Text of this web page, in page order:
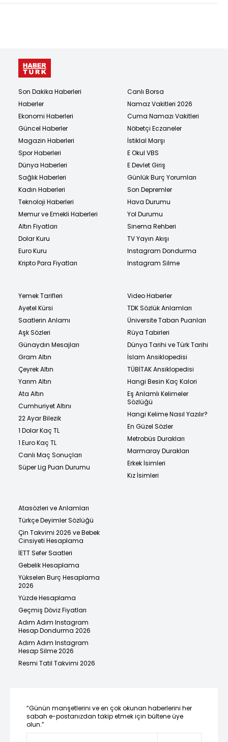
Son Dakika Haberleri
Haberler
Ekonomi Haberleri
Güncel Haberler
Magazin Haberleri
Spor Haberleri
Dünya Haberleri
Sağlık Haberleri
Kadın Haberleri
Teknoloji Haberleri
Memur ve Emekli Haberleri
Altın Fiyatları
Dolar Kuru
Euro Kuru
Kripto Para Fiyatları
Canlı Borsa
Namaz Vakitleri 2026
Cuma Namazı Vakitleri
Nöbetçi Eczaneler
İstiklal Marşı
E Okul VBS
E Devlet Giriş
Günlük Burç Yorumları
Son Depremler
Hava Durumu
Yol Durumu
Sinema Rehberi
TV Yayın Akışı
Instagram Dondurma
Instagram Silme
Yemek Tarifleri
Ayetel Kürsi
Saatlerin Anlamı
Aşk Sözleri
Günaydın Mesajları
Gram Altın
Çeyrek Altın
Yarım Altın
Ata Altın
Cumhuriyet Altını
22 Ayar Bilezik
1 Dolar Kaç TL
1 Euro Kaç TL
Canlı Maç Sonuçları
Süper Lig Puan Durumu
Video Haberler
TDK Sözlük Anlamları
Üniversite Taban Puanları
Rüya Tabirleri
Dünya Tarihi ve Türk Tarihi
İslam Ansiklopedisi
TÜBİTAK Ansiklopedisi
Hangi Besin Kaç Kalori
Eş Anlamlı Kelimeler
Sözlüğü
Hangi Kelime Nasıl Yazılır?
En Güzel Sözler
Metrobüs Durakları
Marmaray Durakları
Erkek İsimleri
Kız İsimleri
Atasözleri ve Anlamları
Türkçe Deyimler Sözlüğü
Çin Takvimi 2026 ve Bebek
Cinsiyeti Hesaplama
İETT Sefer Saatleri
Gebelik Hesaplama
Yükselen Burç Hesaplama
2026
Yüzde Hesaplama
Geçmiş Döviz Fiyatları
Adım Adım Instagram
Hesap Dondurma 2026
Adım Adım Instagram
Hesap Silme 2026
Resmi Tatil Takvimi 2026
“Günün manşetlerini ve en çok okunan haberlerini her
sabah e-postanızdan takip etmek için bültene üye
olun.”